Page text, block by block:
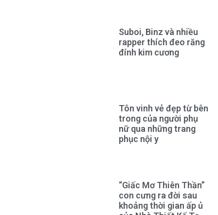
Suboi, Binz và nhiều
rapper thích đeo răng
đính kim cương
Tôn vinh vẻ đẹp từ bên
trong của người phụ
nữ qua những trang
phục nội y
“Giấc Mơ Thiên Thần”
con cưng ra đời sau
khoảng thời gian ấp ủ